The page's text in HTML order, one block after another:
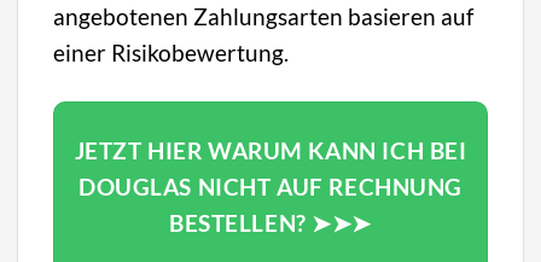
angebotenen Zahlungsarten basieren auf
einer Risikobewertung.
JETZT HIER WARUM KANN ICH BEI
DOUGLAS NICHT AUF RECHNUNG
BESTELLEN? ➤➤➤